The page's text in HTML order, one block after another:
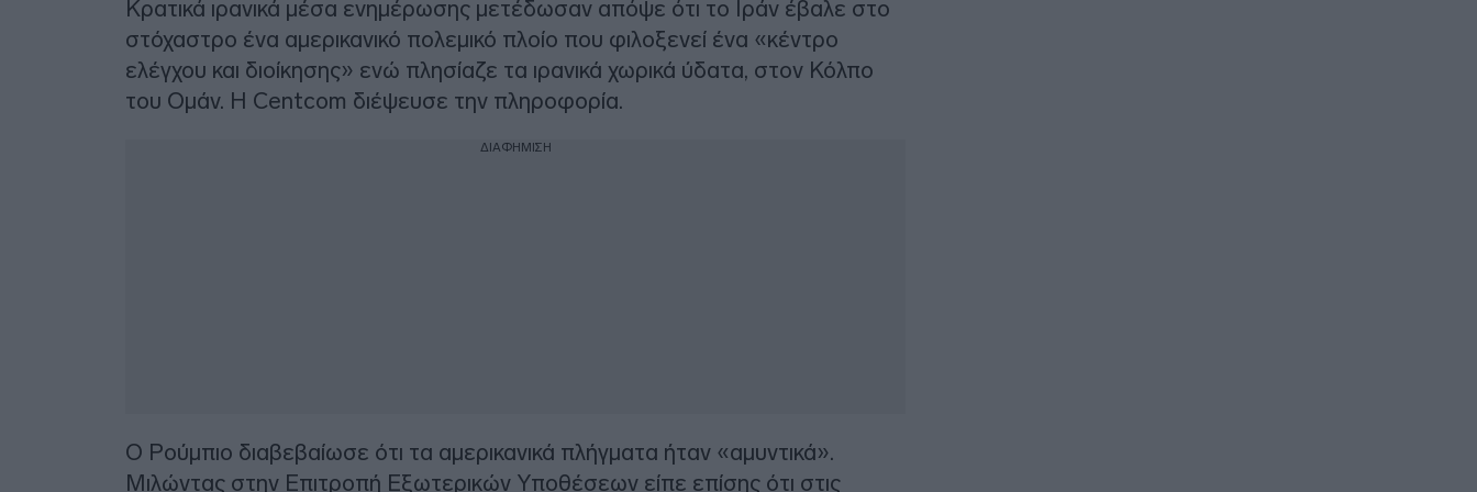
Κρατικά ιρανικά μέσα ενημέρωσης μετέδωσαν απόψε ότι το Ιράν έβαλε στο
στόχαστρο ένα αμερικανικό πολεμικό πλοίο που φιλοξενεί ένα «κέντρο
ελέγχου και διοίκησης» ενώ πλησίαζε τα ιρανικά χωρικά ύδατα, στον Κόλπο
του Ομάν. H Centcom διέψευσε την πληροφορία.
ΔΙΑΦΗΜΙΣΗ
Ο Ρούμπιο διαβεβαίωσε ότι τα αμερικανικά πλήγματα ήταν «αμυντικά».
Μιλώντας στην Επιτροπή Εξωτερικών Υποθέσεων είπε επίσης ότι στις